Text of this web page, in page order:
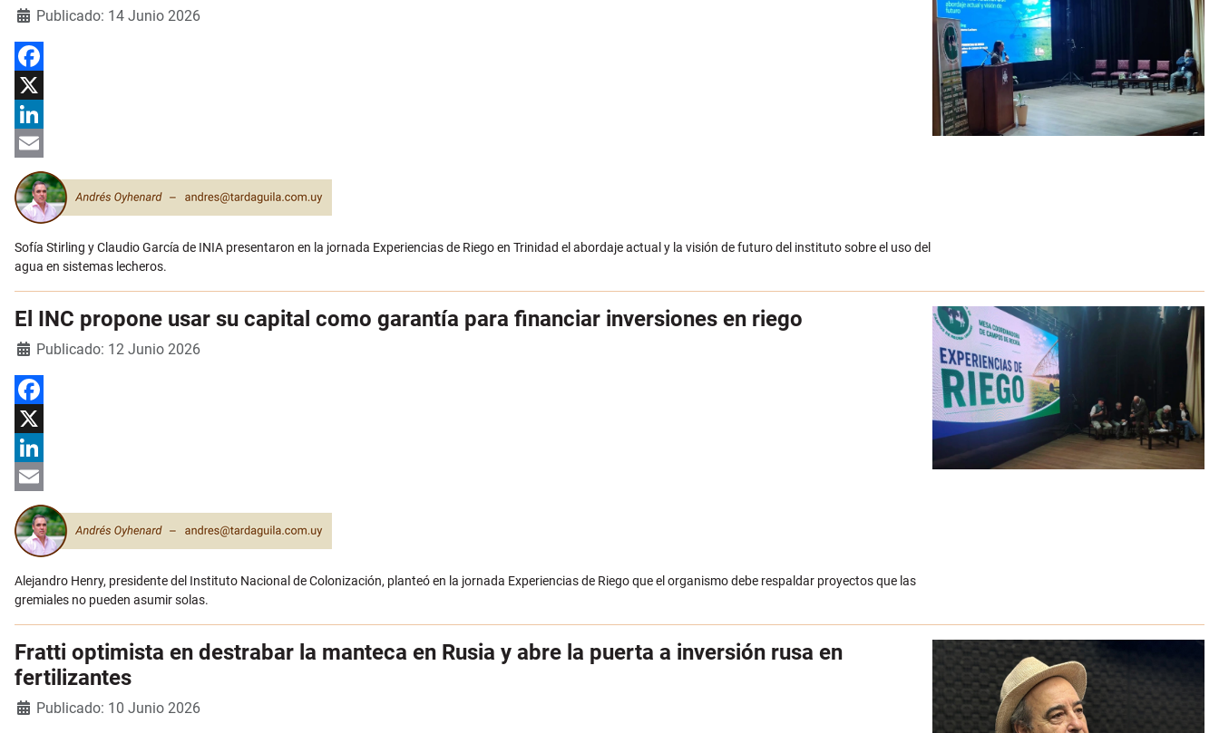
DetallesPublicado: 14 Junio 2026
Facebook
X
LinkedIn
Email
Sofía Stirling y Claudio García de INIA presentaron en la jornada Experiencias de Riego en Trinidad el abordaje actual y la visión de futuro del instituto sobre el uso del
agua en sistemas lecheros.
El INC propone usar su capital como garantía para financiar inversiones en riego
DetallesPublicado: 12 Junio 2026
Facebook
X
LinkedIn
Email
Alejandro Henry, presidente del Instituto Nacional de Colonización, planteó en la jornada Experiencias de Riego que el organismo debe respaldar proyectos que las
gremiales no pueden asumir solas.
Fratti optimista en destrabar la manteca en Rusia y abre la puerta a inversión rusa en
fertilizantes
DetallesPublicado: 10 Junio 2026